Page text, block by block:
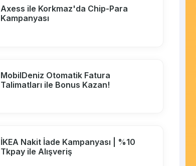
Axess ile Korkmaz'da Chip-Para
Kampanyası
MobilDeniz Otomatik Fatura
Talimatları ile Bonus Kazan!
İKEA Nakit İade Kampanyası | %10
Tkpay ile Alışveriş